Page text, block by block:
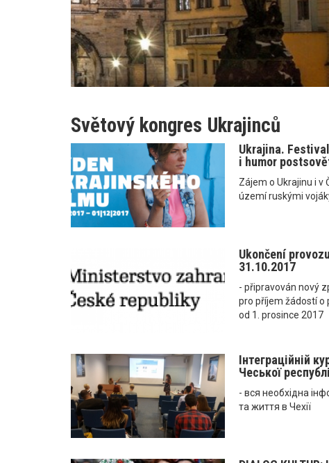
Světový kongres Ukrajinců
Ukrajina.
i humor
Zájem o Ukrajinu i v
území ruskými
Ukončení
31.10.2017
- připravován nový
pro příjem žádostí o
od 1. prosince 2017
Інтеграційній
Чеської
- вся необхідна
та життя в Чехії